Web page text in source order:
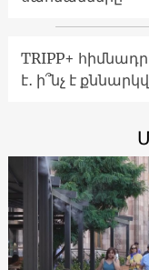
TRIPP+
է․ ի՞նչ է